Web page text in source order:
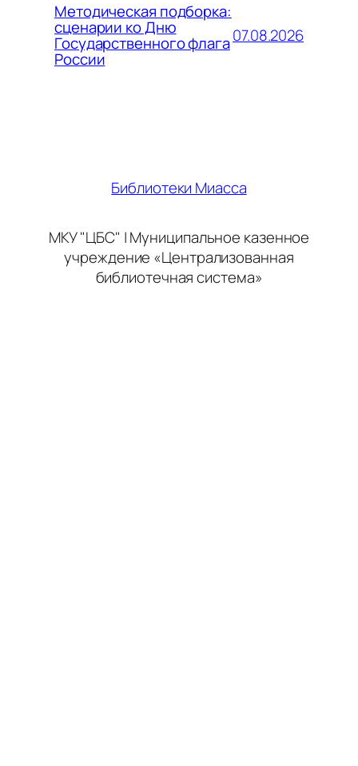
Методическая подборка:
сценарии ко Дню
Государственного флага
России
07.08.2026
Библиотеки Миасса
МКУ "ЦБС" | Муниципальное казенное
учреждение «Централизованная
библиотечная система»